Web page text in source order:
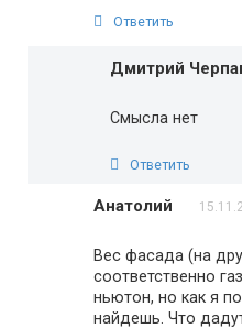
Ответить
Дмитрий
Смысла нет
Ответить
Анатолий
Вес фасада (на
соответственно
ньютон, но как я
найдешь. Что